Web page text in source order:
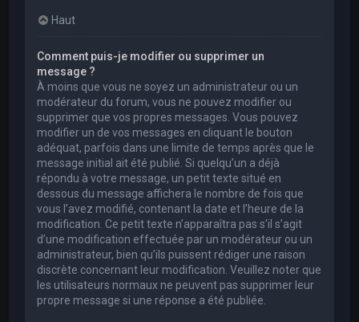
Haut
Comment puis-je modifier ou supprimer un
message ?
À moins que vous ne soyez un administrateur ou un
modérateur du forum, vous ne pouvez modifier ou
supprimer que vos propres messages. Vous pouvez
modifier un de vos messages en cliquant le bouton
adéquat, parfois dans une limite de temps après que le
message initial ait été publié. Si quelqu’un a déjà
répondu à votre message, un petit texte situé en
dessous du message affichera le nombre de fois que
vous l’avez modifié, contenant la date et l’heure de la
modification. Ce petit texte n’apparaîtra pas s’il s’agit
d’une modification effectuée par un modérateur ou un
administrateur, bien qu’ils puissent rédiger une raison
discrète concernant leur modification. Veuillez noter que
les utilisateurs normaux ne peuvent pas supprimer leur
propre message si une réponse a été publiée.